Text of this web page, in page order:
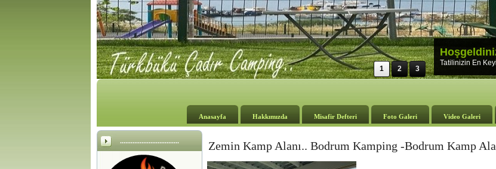
Tatilinizin En
1 2 3
Anasayfa Hakkımızda Misafir Defteri Foto Galeri Video Galeri
................................. Zemin Kamp Alanı.. Bodrum Kamping -Bodrum Kamp